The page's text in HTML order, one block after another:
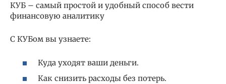
КУБ – самый простой и удобный способ вести
финансовую аналитику
С КУБом вы узнаете:
Куда уходят ваши деньги.
Как снизить расходы без потерь.